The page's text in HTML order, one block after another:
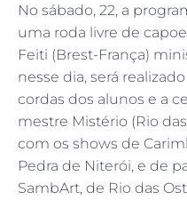
No sábado, 22, a
uma roda livre de
Feiti (Brest-França)
nesse dia, será
cordas dos alunos e a
mestre Mistério (Rio
com os shows de
Pedra de Niterói, e de
SambArt, de Rio das